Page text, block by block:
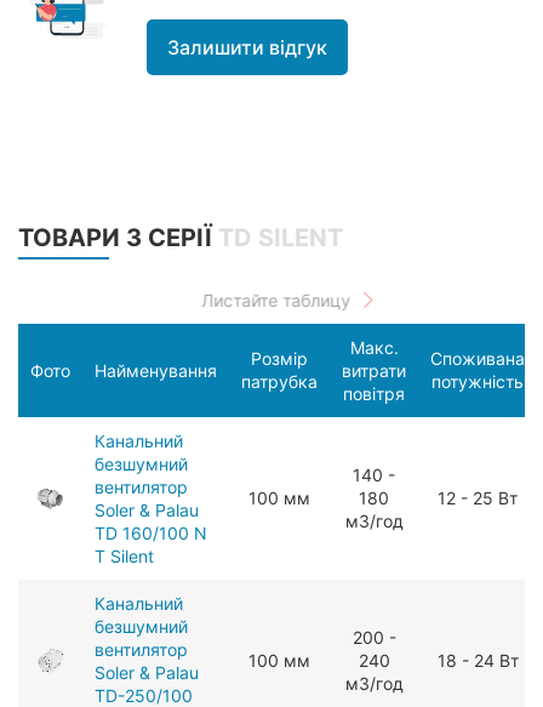
Залишити відгук
ТОВАРИ З СЕРІЇ TD SILENT
Фото Найменування
Розмір
патрубка
Макс.
витрати
повітря
Споживана
потужність
Канальний
безшумний
вентилятор
Soler & Palau
TD 160/100 N
T Silent
100 мм
140 -
180
мЗ/год
12 - 25 Вт
Канальний
безшумний
вентилятор
Soler & Palau
TD-250/100
100 мм
200 -
240
мЗ/год
18 - 24 Вт